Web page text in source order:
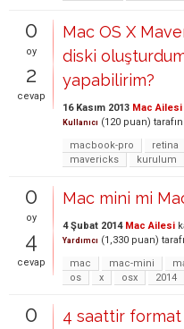
0
oy
2
cevap
Mac OS X
diski
yapabilirim?
16 Kasım 2013 Mac Ailesi
Kullanıcı (120 puan)
macbook-pro
retina
mavericks
kurulum
0
oy
4
cevap
Mac mini mi
4 Şubat 2014 Mac Ailesi
Yardımcı (1,330 puan)
mac
mac-mini
os
x osx 2014
0
4 saattir format